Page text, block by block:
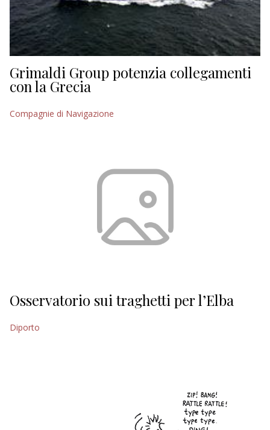
Grimaldi Group potenzia collegamenti
con la Grecia
Compagnie di Navigazione
Osservatorio sui traghetti per l’Elba
Diporto